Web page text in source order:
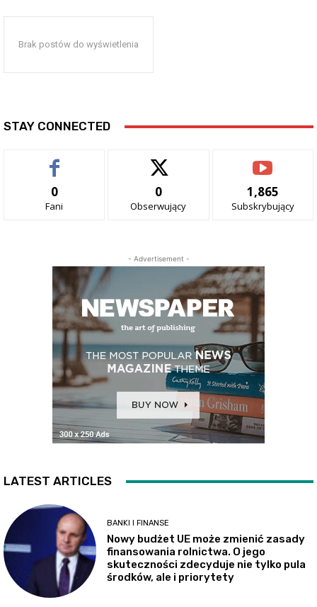
Brak postów do wyświetlenia
STAY CONNECTED
0
Fani
0
Obserwujący
1,865
Subskrybujący
- Advertisement -
LATEST ARTICLES
BANKI I FINANSE
Nowy budżet UE może zmienić zasady
finansowania rolnictwa. O jego
skuteczności zdecyduje nie tylko pula
środków, ale i priorytety